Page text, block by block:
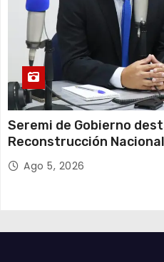
Seremi de Gobierno
Reconstrucción
y el empleo en Tarapacá
Ago 5, 2026